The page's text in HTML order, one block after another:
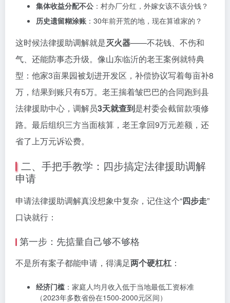
集体收益分配不公 ：村办厂分红，外嫁女该不该分钱？
历史遗留糊涂账 ：30年前开荒的地，现在算谁家的？
这时候法律援助调解就是灭火器——不花钱、不伤和
气、还能防事态升级。像山东临沂的老王案例就特典
型：他家3亩果园被划进开发区，补偿协议写着每亩补8
万，结果到账只有5万。老王揣着皱巴巴的合同跑到县
法律援助中心，调解员3天就查到是村委会截留款项修
路。最后组织三方当面核算，老王拿回9万元差额，还
省了上万元诉讼费。
二、手把手教学：四步搞定法律援助调解
申请
申请法律援助调解真没想象中复杂，记住这个“四步走”
口诀就行：
第一步：先掂量自己够不够格
不是所有案子都能申请，得满足两个硬杠杠：
经济门槛 ：家庭人均月收入低于当地最低工资标准
（2023年多数省份在1500-2000元区间）